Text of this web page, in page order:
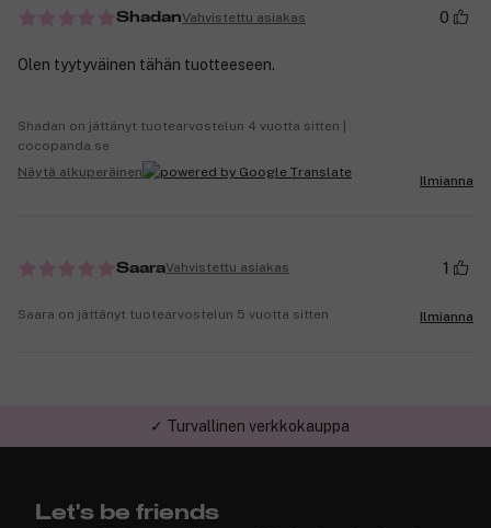
ShadanVahvistettu asiakas 0
Olen tyytyväinen tähän tuotteeseen.
Shadan on jättänyt tuotearvostelun 4 vuotta sitten |
cocopanda.se
Näytä alkuperäinen
Ilmianna
SaaraVahvistettu asiakas 1
Saara on jättänyt tuotearvostelun 5 vuotta sitten Ilmianna
✓ Turvallinen verkkokauppa
Let's be friends